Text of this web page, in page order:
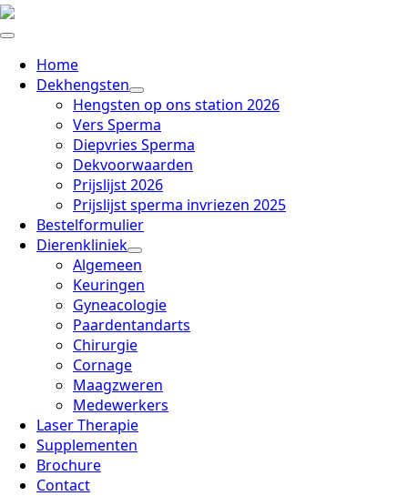
Home
Dekhengsten
Hengsten op ons station 2026
Vers Sperma
Diepvries Sperma
Dekvoorwaarden
Prijslijst 2026
Prijslijst sperma invriezen 2025
Bestelformulier
Dierenkliniek
Algemeen
Keuringen
Gyneacologie
Paardentandarts
Chirurgie
Cornage
Maagzweren
Medewerkers
Laser Therapie
Supplementen
Brochure
Contact